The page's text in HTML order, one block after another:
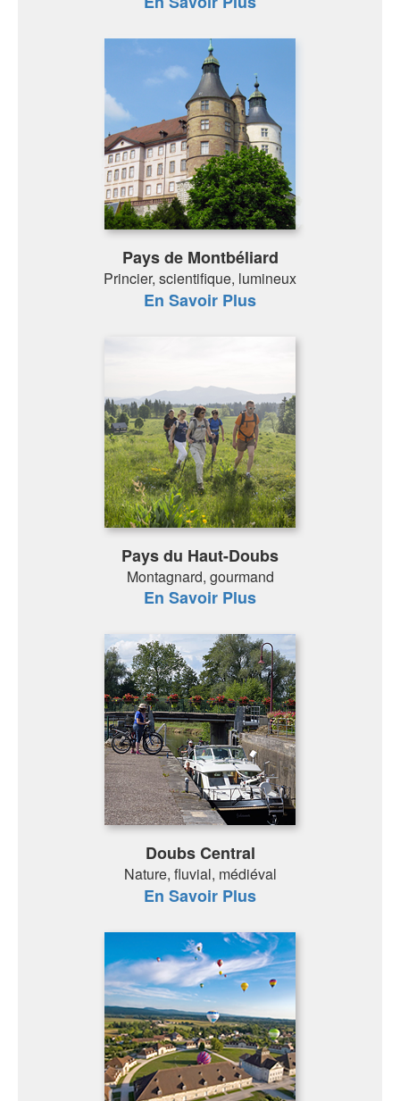
Pays de Montbéliard
Princier, scientifique, lumineux
En Savoir Plus
Pays du Haut-Doubs
Montagnard, gourmand
En Savoir Plus
Doubs Central
Nature, fluvial, médiéval
En Savoir Plus